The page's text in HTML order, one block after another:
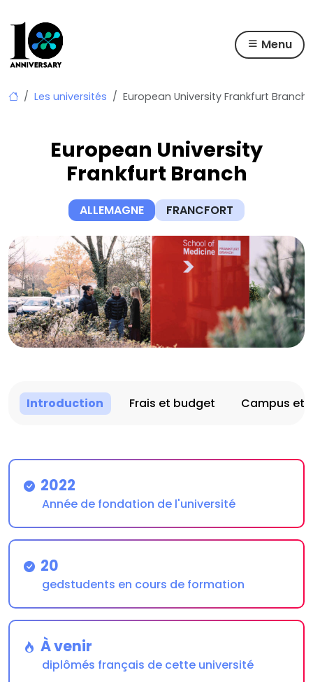
Skip
Menu
Les universités European University Frankfurt Branch
European University
Frankfurt Branch
ALLEMAGNE FRANCFORT
Introduction Frais et budget Campus et
2022
Année de fondation de l'université
20
gedstudents en cours de formation
À venir
diplômés français de cette université